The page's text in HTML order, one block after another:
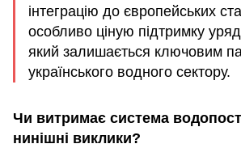
інтеграцію до європейських
особливо ціную підтримку
який залишається ключовим
українського водного сектору.
Чи витримає система
нинішні виклики?